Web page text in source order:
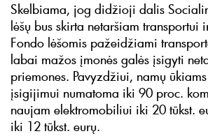
Skelbiama, jog didžioji dalis
lėšų bus skirta netaršiam transportui
Fondo lėšomis pažeidžiami
labai mažos įmonės galės įsigyti
priemones. Pavyzdžiui, namų
įsigijimui numatoma iki 90 proc.
naujam elektromobiliui iki 20 tūkst.
iki 12 tūkst. eurų.